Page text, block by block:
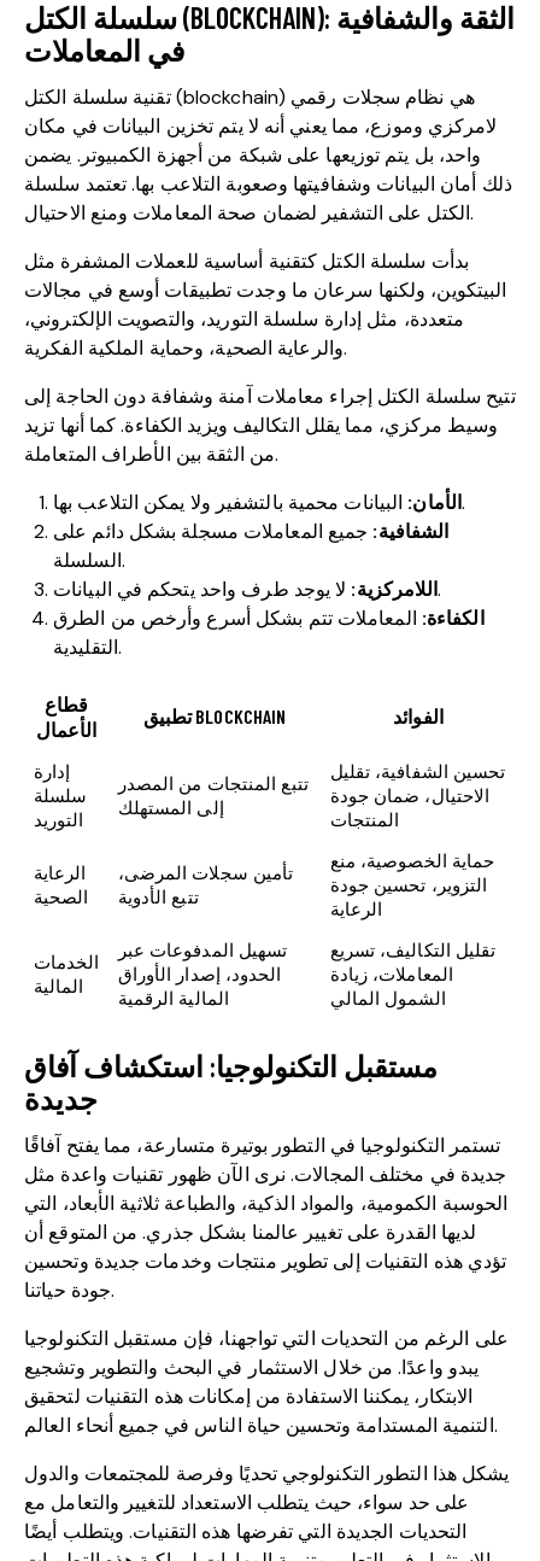
سلسلة الكتل (BLOCKCHAIN): الثقة والشفافية
في المعاملات
تقنية سلسلة الكتل (blockchain) هي نظام سجلات رقمي
لامركزي وموزع، مما يعني أنه لا يتم تخزين البيانات في مكان
واحد، بل يتم توزيعها على شبكة من أجهزة الكمبيوتر. يضمن
ذلك أمان البيانات وشفافيتها وصعوبة التلاعب بها. تعتمد سلسلة
الكتل على التشفير لضمان صحة المعاملات ومنع الاحتيال.
بدأت سلسلة الكتل كتقنية أساسية للعملات المشفرة مثل
البيتكوين، ولكنها سرعان ما وجدت تطبيقات أوسع في مجالات
متعددة، مثل إدارة سلسلة التوريد، والتصويت الإلكتروني،
والرعاية الصحية، وحماية الملكية الفكرية.
تتيح سلسلة الكتل إجراء معاملات آمنة وشفافة دون الحاجة إلى
وسيط مركزي، مما يقلل التكاليف ويزيد الكفاءة. كما أنها تزيد
من الثقة بين الأطراف المتعاملة.
الأمان:البيانات محمية بالتشفير ولا يمكن التلاعب بها.
الشفافية: جميع المعاملات مسجلة بشكل دائم على
السلسلة.
اللامركزية:لا يوجد طرف واحد يتحكم في البيانات.
الكفاءة: المعاملات تتم بشكل أسرع وأرخص من الطرق
التقليدية.
قطاع
الأعمال
تطبيق BLOCKCHAIN الفوائد
إدارة
سلسلة
التوريد
تتبع المنتجات من المصدر
إلى المستهلك
تحسين الشفافية، تقليل
الاحتيال، ضمان جودة
المنتجات
الرعاية
الصحية
تأمين سجلات المرضى،
تتبع الأدوية
حماية الخصوصية، منع
التزوير، تحسين جودة
الرعاية
الخدمات
المالية
تسهيل المدفوعات عبر
الحدود، إصدار الأوراق
المالية الرقمية
تقليل التكاليف، تسريع
المعاملات، زيادة
الشمول المالي
مستقبل التكنولوجيا: استكشاف آفاق
جديدة
تستمر التكنولوجيا في التطور بوتيرة متسارعة، مما يفتح آفاقًا
جديدة في مختلف المجالات. نرى الآن ظهور تقنيات واعدة مثل
الحوسبة الكمومية، والمواد الذكية، والطباعة ثلاثية الأبعاد، التي
لديها القدرة على تغيير عالمنا بشكل جذري. من المتوقع أن
تؤدي هذه التقنيات إلى تطوير منتجات وخدمات جديدة وتحسين
جودة حياتنا.
على الرغم من التحديات التي تواجهنا، فإن مستقبل التكنولوجيا
يبدو واعدًا. من خلال الاستثمار في البحث والتطوير وتشجيع
الابتكار، يمكننا الاستفادة من إمكانات هذه التقنيات لتحقيق
التنمية المستدامة وتحسين حياة الناس في جميع أنحاء العالم.
يشكل هذا التطور التكنولوجي تحديًا وفرصة للمجتمعات والدول
على حد سواء، حيث يتطلب الاستعداد للتغيير والتعامل مع
التحديات الجديدة التي تفرضها هذه التقنيات. ويتطلب أيضًا